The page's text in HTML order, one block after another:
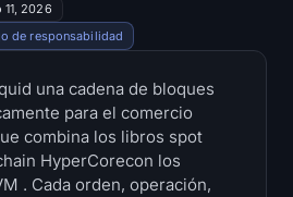
11, 2026
de responsabilidad
una cadena de bloques
para el comercio
combina los libros spot
HyperCorecon los
. Cada orden, operación,